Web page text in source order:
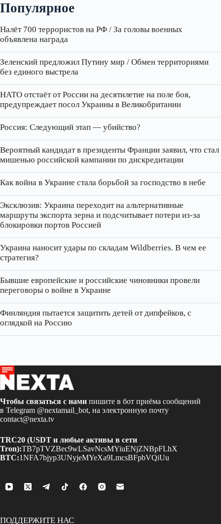
Популярное
Налёт 700 террористов на РФ / За головы военных
объявлена награда
Зеленский предложил Путину мир / Обмен территориями
без единого выстрела
НАТО отстаёт от России на десятилетие на поле боя,
предупреждает посол Украины в Великобритании
Россия: Следующий этап — убийство?
Вероятный кандидат в президенты Франции заявил, что стал
мишенью российской кампании по дискредитации
Как война в Украине стала борьбой за господство в небе
Эксклюзив: Украина переходит на альтернативные
маршруты экспорта зерна и подсчитывает потери из‑за
блокировки портов Россией
Украина наносит удары по складам Wildberries. В чем ее
стратегия?
Бывшие европейские и российские чиновники провели
переговоры о войне в Украине
Финляндия пытается защитить детей от дипфейков, с
оглядкой на Россию
Чтобы связаться с нами пишите в бот приёма сообщений
в Telegram @nextamail_bot, на электронную почту
contact@nexta.tv
TRC20 (USDT и любые активы в сети
Tron):TB7pTVZBec9wLSavNcsMYiuENjZNBpFLhX
BTC:1NFA7bjyp3UNyjeMYeXa9LmcsBFpbVQiUu
ПОДДЕРЖИТЕ НАС